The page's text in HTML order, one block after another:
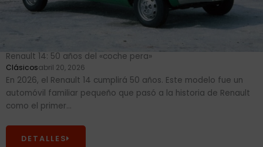
Renault 14: 50 años del «coche pera»
Clásicosabril 20, 2026
En 2026, el Renault 14 cumplirá 50 años. Este modelo fue un
automóvil familiar pequeño que pasó a la historia de Renault
como el primer...
DETALLES